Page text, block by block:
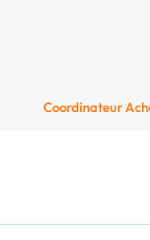
Coordinateur